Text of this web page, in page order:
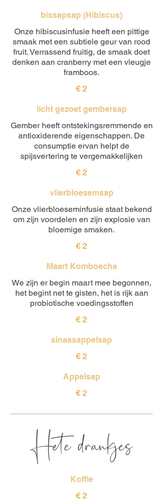
bissapsap (Hibiscus)
Onze hibiscusinfusie heeft een pittige
smaak met een subtiele geur van rood
fruit. Verrassend fruitig, de smaak doet
denken aan cranberry met een vleugje
framboos.
€ 2
licht gezoet gembersap
Gember heeft ontstekingsremmende en
antioxiderende eigenschappen. De
consumptie ervan helpt de
spijsvertering te vergemakkelijken
€ 2
vlierbloesemsap
Onze vlierbloeseminfusie staat bekend
om zijn voordelen en zijn explosie van
bloemige smaken.
€ 2
Maart Komboecha
We zijn er begin maart mee begonnen,
het begint net te gisten, het is rijk aan
probiotische voedingsstoffen
€ 2
sinaasappelsap
€ 2
Appelsap
€ 2
Hete drankjes
Koffie
€ 2